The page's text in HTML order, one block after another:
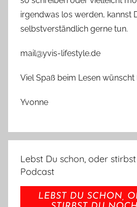
irgendwas los werden, kannst
selbstverständlich gerne tun.
mail@yvis-lifestyle.de
Viel Spaß beim Lesen wünscht
Yvonne
Lebst Du schon, oder
Podcast